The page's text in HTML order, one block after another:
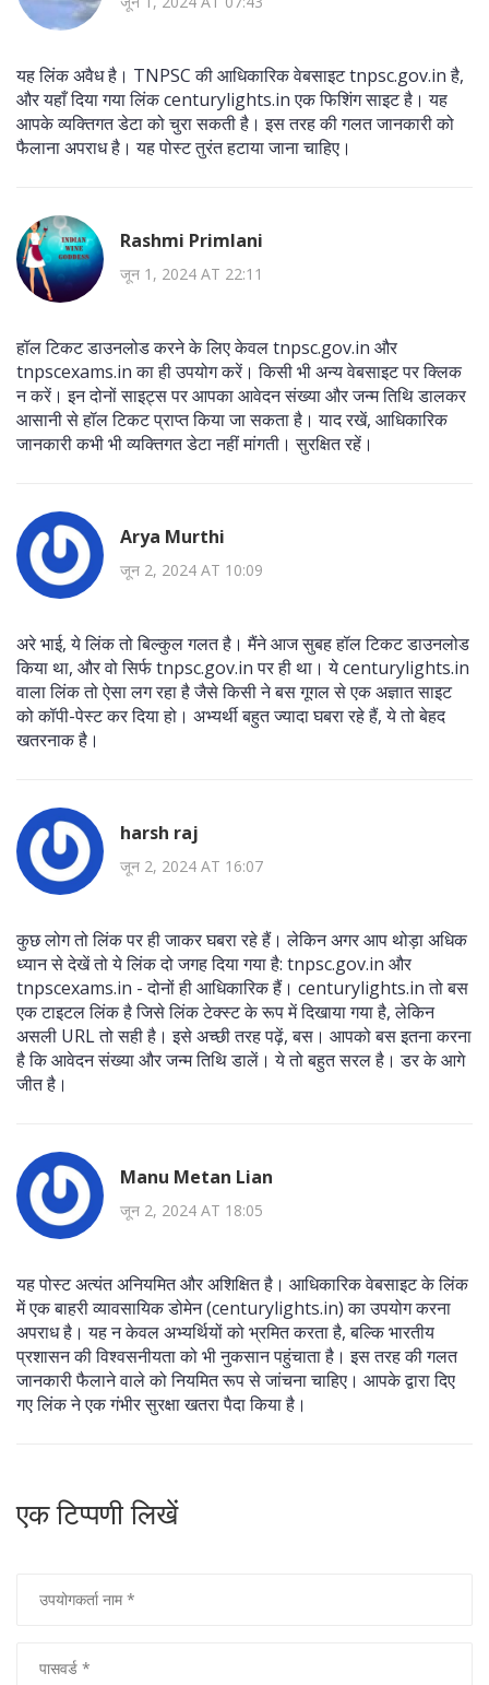
यह लिंक अवैध है। TNPSC की आधिकारिक वेबसाइट tnpsc.gov.in है,
और यहाँ दिया गया लिंक centurylights.in एक फिशिंग साइट है। यह
आपके व्यक्तिगत डेटा को चुरा सकती है। इस तरह की गलत जानकारी को
फैलाना अपराध है। यह पोस्ट तुरंत हटाया जाना चाहिए।
Rashmi Primlani
जून 1, 2024 AT 22:11
हॉल टिकट डाउनलोड करने के लिए केवल tnpsc.gov.in और
tnpscexams.in का ही उपयोग करें। किसी भी अन्य वेबसाइट पर क्लिक
न करें। इन दोनों साइट्स पर आपका आवेदन संख्या और जन्म तिथि डालकर
आसानी से हॉल टिकट प्राप्त किया जा सकता है। याद रखें, आधिकारिक
जानकारी कभी भी व्यक्तिगत डेटा नहीं मांगती। सुरक्षित रहें।
Arya Murthi
जून 2, 2024 AT 10:09
अरे भाई, ये लिंक तो बिल्कुल गलत है। मैंने आज सुबह हॉल टिकट डाउनलोड
किया था, और वो सिर्फ tnpsc.gov.in पर ही था। ये centurylights.in
वाला लिंक तो ऐसा लग रहा है जैसे किसी ने बस गूगल से एक अज्ञात साइट
को कॉपी-पेस्ट कर दिया हो। अभ्यर्थी बहुत ज्यादा घबरा रहे हैं, ये तो बेहद
खतरनाक है।
harsh raj
जून 2, 2024 AT 16:07
कुछ लोग तो लिंक पर ही जाकर घबरा रहे हैं। लेकिन अगर आप थोड़ा अधिक
ध्यान से देखें तो ये लिंक दो जगह दिया गया है: tnpsc.gov.in और
tnpscexams.in - दोनों ही आधिकारिक हैं। centurylights.in तो बस
एक टाइटल लिंक है जिसे लिंक टेक्स्ट के रूप में दिखाया गया है, लेकिन
असली URL तो सही है। इसे अच्छी तरह पढ़ें, बस। आपको बस इतना करना
है कि आवेदन संख्या और जन्म तिथि डालें। ये तो बहुत सरल है। डर के आगे
जीत है।
Manu Metan Lian
जून 2, 2024 AT 18:05
यह पोस्ट अत्यंत अनियमित और अशिक्षित है। आधिकारिक वेबसाइट के लिंक
में एक बाहरी व्यावसायिक डोमेन (centurylights.in) का उपयोग करना
अपराध है। यह न केवल अभ्यर्थियों को भ्रमित करता है, बल्कि भारतीय
प्रशासन की विश्वसनीयता को भी नुकसान पहुंचाता है। इस तरह की गलत
जानकारी फैलाने वाले को नियमित रूप से जांचना चाहिए। आपके द्वारा दिए
गए लिंक ने एक गंभीर सुरक्षा खतरा पैदा किया है।
एक टिप्पणी लिखें